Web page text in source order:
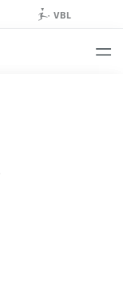
VBL